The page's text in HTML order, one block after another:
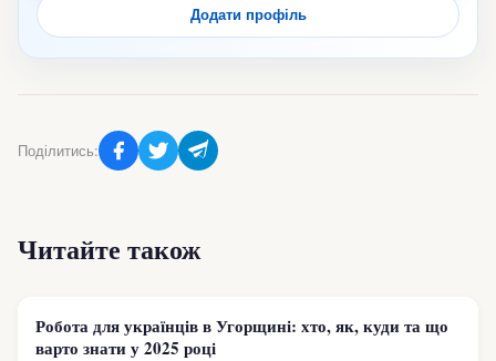
Додати профіль
Поділитись:
Читайте також
Робота для українців в Угорщині: хто, як, куди та що
варто знати у 2025 році